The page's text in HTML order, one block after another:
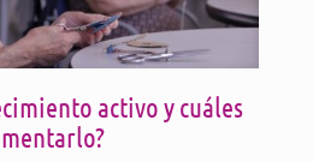
activo y cuáles